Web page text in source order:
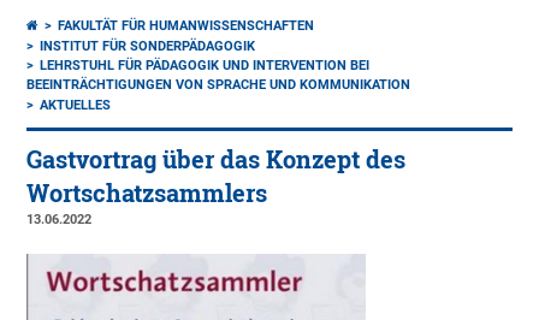
FAKULTÄT FÜR HUMANWISSENSCHAFTEN
INSTITUT FÜR SONDERPÄDAGOGIK
LEHRSTUHL FÜR PÄDAGOGIK UND INTERVENTION BEI
BEEINTRÄCHTIGUNGEN VON SPRACHE UND KOMMUNIKATION
AKTUELLES
Gastvortrag über das Konzept des
Wortschatzsammlers
13.06.2022